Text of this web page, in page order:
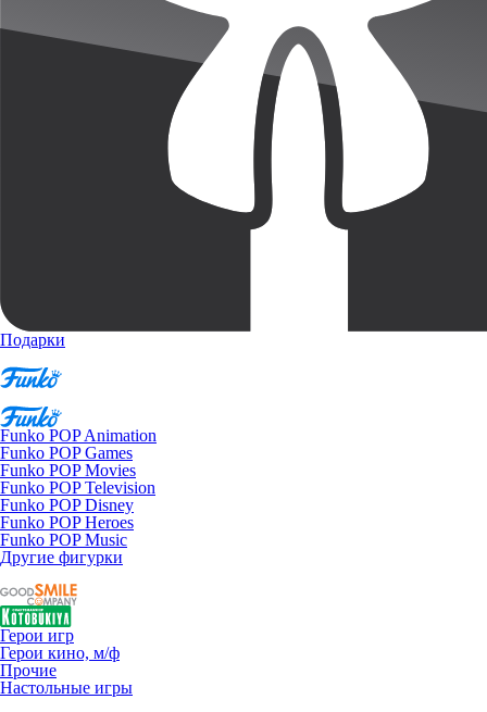
Подарки
Funko POP Animation
Funko POP Games
Funko POP Movies
Funko POP Television
Funko POP Disney
Funko POP Heroes
Funko POP Music
Другие фигурки
Герои игр
Герои кино, м/ф
Прочие
Настольные игры